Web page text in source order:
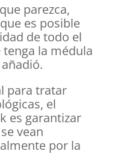
parezca,
es posible
de todo el
la médula
para tratar
el
es garantizar
vean
por la